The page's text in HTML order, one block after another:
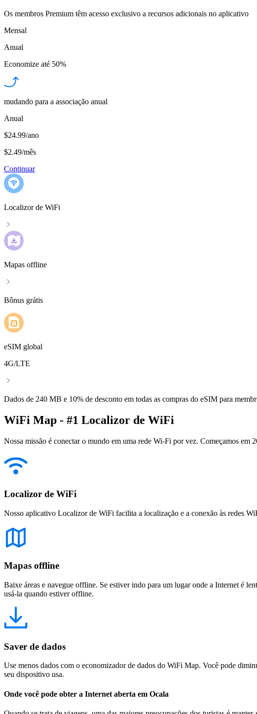
Os membros Premium têm acesso exclusivo a recursos adicionais no aplicativo
Mensal
Anual
Economize até 50%
mudando para a associação anual
Anual
$24.99/ano
$2.49/mês
Continuar
Localizor de WiFi
Mapas offline
Bônus grátis
eSIM global
4G/LTE
Dados de 240 MB e 10% de desconto em todas as compras do eSIM para
WiFi Map - #1 Localizor de WiFi
Nossa missão é conectar o mundo em uma rede Wi-Fi por vez. Começamos em
Localizor de WiFi
Nosso aplicativo Localizor de WiFi facilita a localização e a conexão às redes
Mapas offline
Baixe áreas e navegue offline. Se estiver indo para um lugar onde a Internet é
usá-la quando estiver offline.
Saver de dados
Use menos dados com o economizador de dados do WiFi Map. Você pode
seu dispositivo usa.
Onde você pode obter a Internet aberta em Ocala